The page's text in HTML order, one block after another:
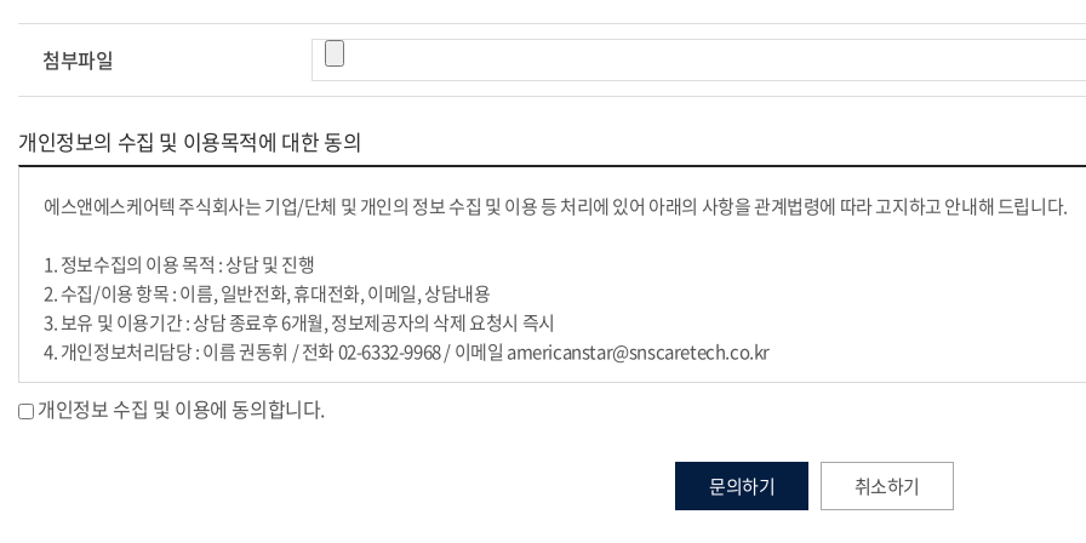
첨부파일
개인정보의 수집 및 이용목적에 대한 동의
에스앤에스케어텍 주식회사는 기업/단체 및 개인의 정보 수집 및 이용 등 처리에 있어 아래의 사항을 관계법령에 따라 고지하고 안내해 드립니다.
1. 정보수집의 이용 목적 : 상담 및 진행
2. 수집/이용 항목 : 이름, 일반전화, 휴대전화, 이메일, 상담내용
3. 보유 및 이용기간 : 상담 종료후 6개월, 정보제공자의 삭제 요청시 즉시
4. 개인정보처리담당 : 이름 권동휘 / 전화 02-6332-9968 / 이메일 americanstar@snscaretech.co.kr
개인정보 수집 및 이용에 동의합니다.